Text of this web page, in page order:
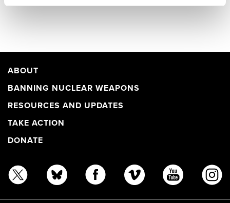
ABOUT
BANNING NUCLEAR WEAPONS
RESOURCES AND UPDATES
TAKE ACTION
DONATE